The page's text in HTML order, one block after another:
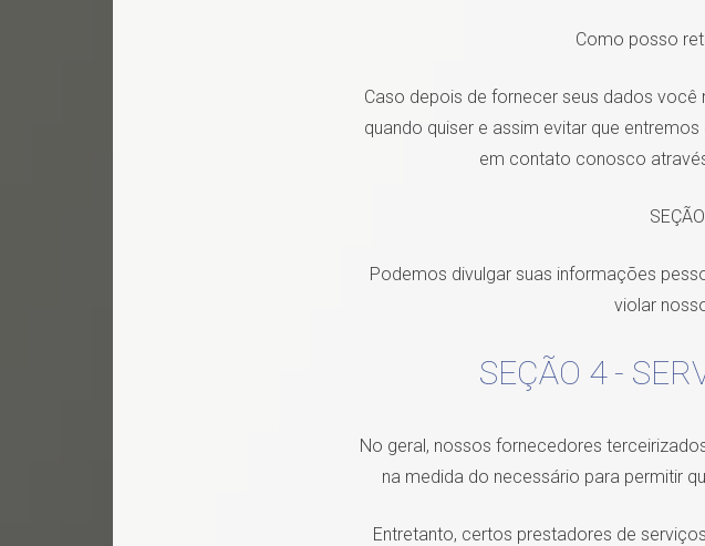
Como posso
Caso depois de fornecer seus dados
quando quiser e assim evitar que
em contato conosco
Podemos divulgar suas informações
violar
SEÇÃO 4 -
No geral, nossos fornecedores
na medida do necessário para permitir
Entretanto, certos prestadores de